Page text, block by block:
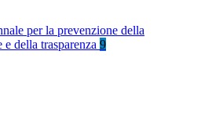
per la prevenzione della
e della trasparenza 9